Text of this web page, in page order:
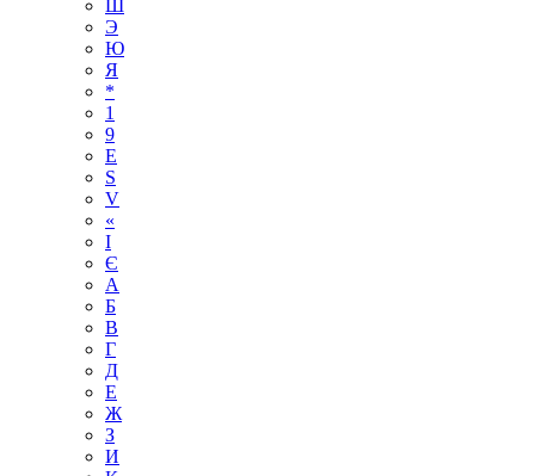
Ш
Э
Ю
Я
*
1
9
E
S
V
«
І
Є
А
Б
В
Г
Д
Е
Ж
З
И